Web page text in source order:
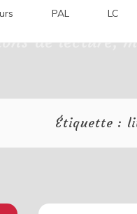
de lecture,
PAL LC
Étiquette :